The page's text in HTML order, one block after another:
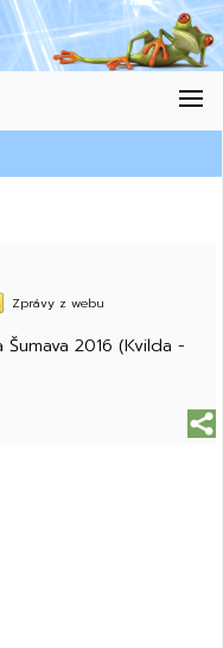
Zprávy z webu
2016 (Kvilda -